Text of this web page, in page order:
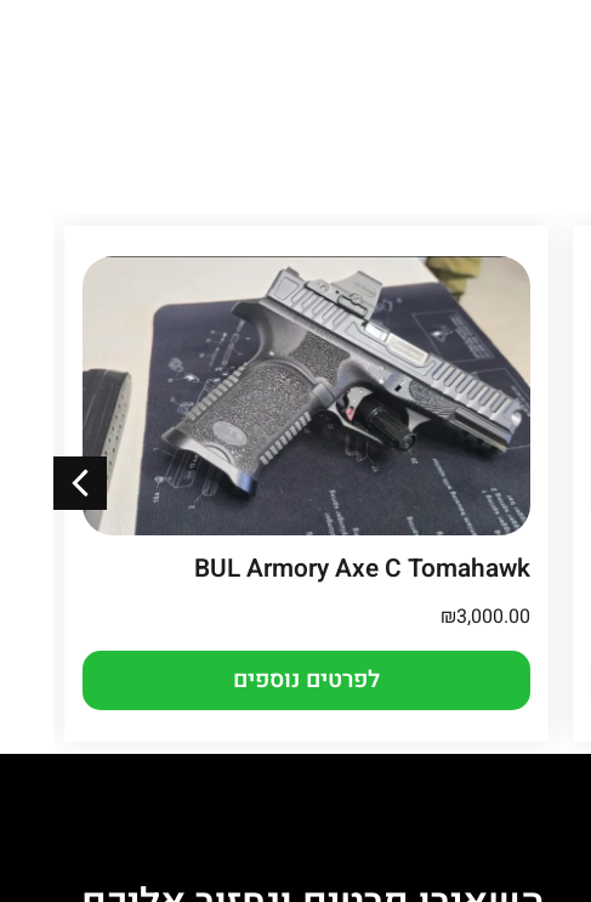
BUL Armory Axe C Tomahawk
₪3,000.00
לפרטים נוספים